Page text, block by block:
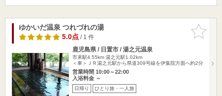
お気に入
りに追加
ゆかいだ温泉 つれづれの湯
5.0点/ 1 件
鹿児島県 / 日置市 / 湯之元温泉
市来駅4.55km 湯之元駅1.02km
＜車＞ＪＲ湯之元駅から県道309号線を伊集院方面へ約2分
営業時間 10:00～22:00
入浴料金 ～
日帰り ひとり旅・一人旅